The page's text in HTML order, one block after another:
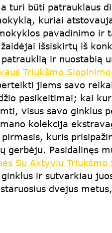
turi būti patrauklaus
kuriai
pavadinimo ir
išsiskirtų iš
ir nuostabią
Triukšmo
jiems savo
pasikeitimai; kai
visus savo ginklus
kolekcija
kuris
gerbėju. Pasidalinęs
Su Aktyviu Triukšmo
ir sutvarkiau
dvejus